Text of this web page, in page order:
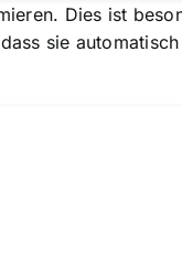
Dies ist
sie